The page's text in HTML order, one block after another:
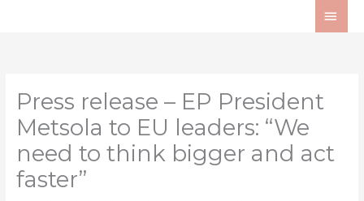
Press release – EP President
Metsola to EU leaders: “We
need to think bigger and act
faster”